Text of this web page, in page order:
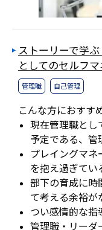
ストーリーで学
としてのセルフ
管理職 自己管理
こんな方におすす
現在管理職とし
予定である、管
プレイングマネ
を抱え過ぎてい
部下の育成に時
て考える余裕が
つい感情的な指
管理職・リーダ